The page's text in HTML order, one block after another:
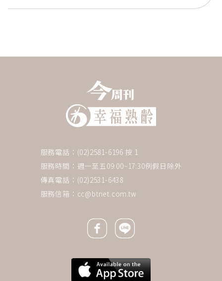
服務電話：(02)2581-6196 按 1
服務時間：週一至五09:00~17:30例假日除外
傳真電話：(02)2531-6438
服務信箱： cc@btnet.com.tw
Facebook icon
Line icon